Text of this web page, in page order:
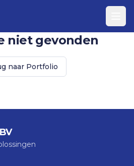
niet gevonden
naar Portfolio